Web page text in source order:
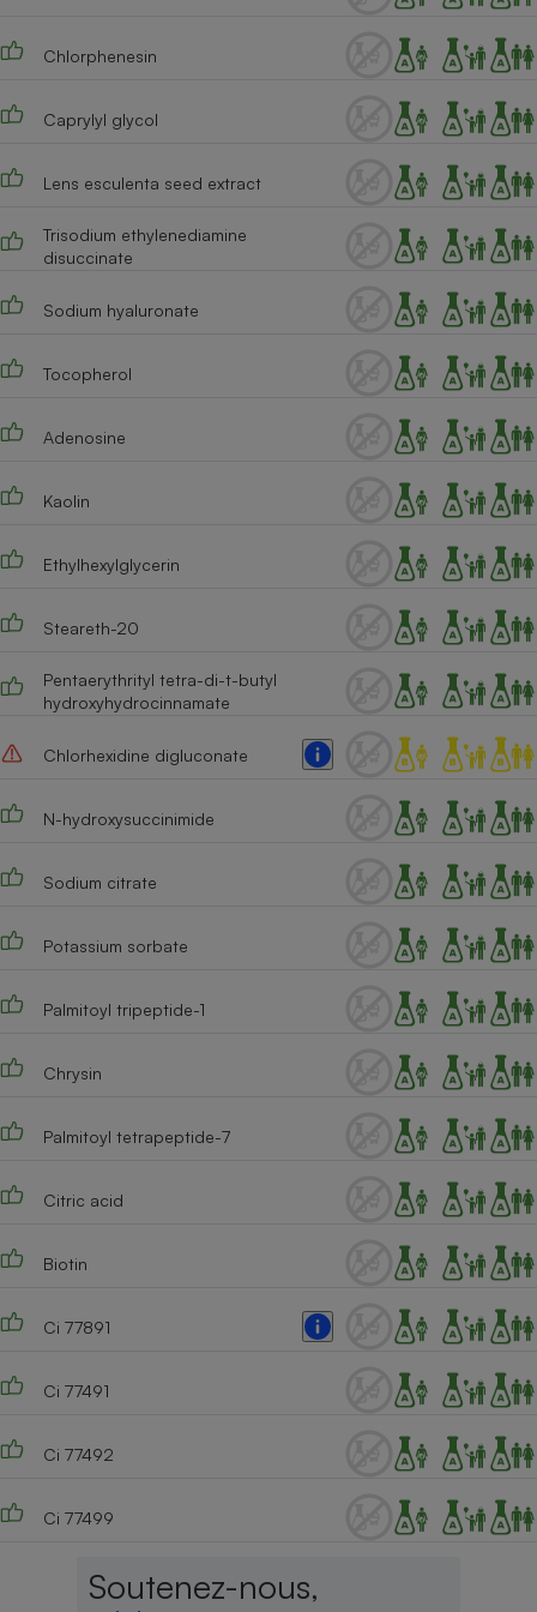
Chlorphenesin
Caprylyl glycol
Lens esculenta seed extract
Trisodium ethylenediamine
disuccinate
Sodium hyaluronate
Tocopherol
Adenosine
Kaolin
Ethylhexylglycerin
Steareth-20
Pentaerythrityl tetra-di-t-butyl
hydroxyhydrocinnamate
Chlorhexidine digluconate
N-hydroxysuccinimide
Sodium citrate
Potassium sorbate
Palmitoyl tripeptide-1
Chrysin
Palmitoyl tetrapeptide-7
Citric acid
Biotin
Ci 77891
Ci 77491
Ci 77492
Ci 77499
Soutenez-nous,